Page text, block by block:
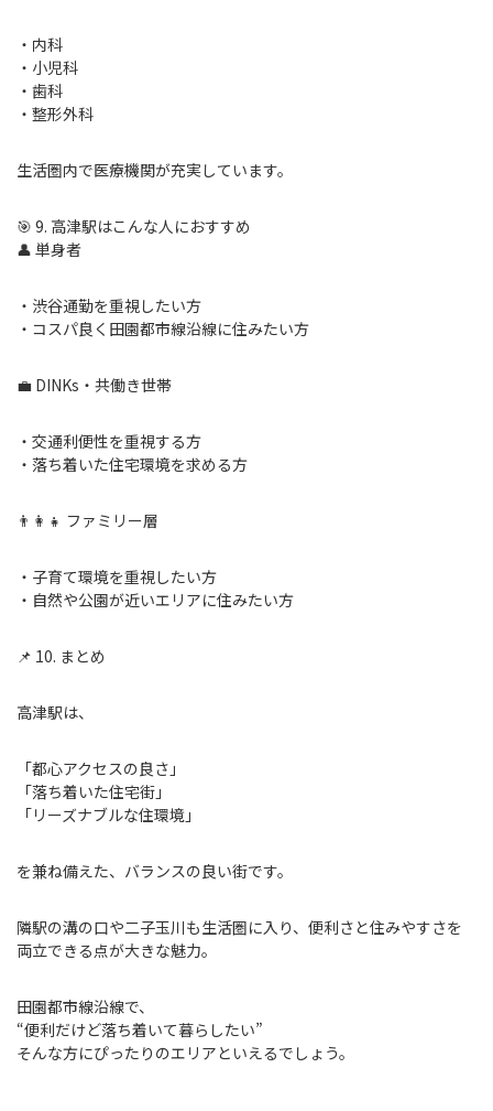
・内科
・小児科
・歯科
・整形外科
生活圏内で医療機関が充実しています。
🎯 9. 高津駅はこんな人におすすめ
👤 単身者
・渋谷通勤を重視したい方
・コスパ良く田園都市線沿線に住みたい方
💼 DINKs・共働き世帯
・交通利便性を重視する方
・落ち着いた住宅環境を求める方
👨‍👩‍👧 ファミリー層
・子育て環境を重視したい方
・自然や公園が近いエリアに住みたい方
📌 10. まとめ
高津駅は、
「都心アクセスの良さ」
「落ち着いた住宅街」
「リーズナブルな住環境」
を兼ね備えた、バランスの良い街です。
隣駅の溝の口や二子玉川も生活圏に入り、便利さと住みやすさを
両立できる点が大きな魅力。
田園都市線沿線で、
“便利だけど落ち着いて暮らしたい”
そんな方にぴったりのエリアといえるでしょう。